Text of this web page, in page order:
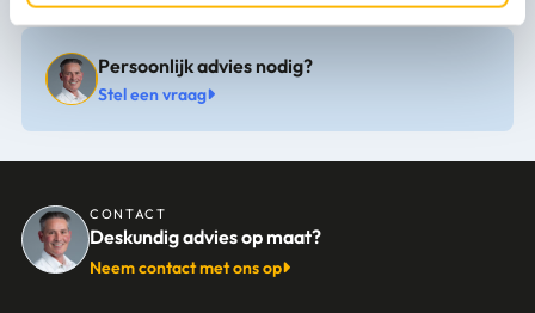
Persoonlijk advies nodig?
Stel een vraag
CONTACT
Deskundig advies op maat?
Neem contact met ons op